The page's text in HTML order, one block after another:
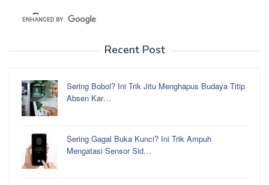
Recent Post
Sering Bobol? Ini Trik Jitu Menghapus Budaya Titip
Absen Kar…
Sering Gagal Buka Kunci? Ini Trik Ampuh
Mengatasi Sensor Sid…